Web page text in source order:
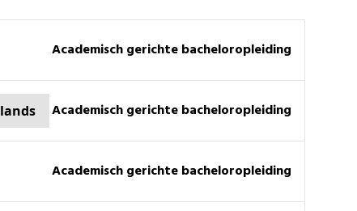
academisch gerichte bacheloropleiding
academisch gerichte bacheloropleiding
academisch gerichte bacheloropleiding